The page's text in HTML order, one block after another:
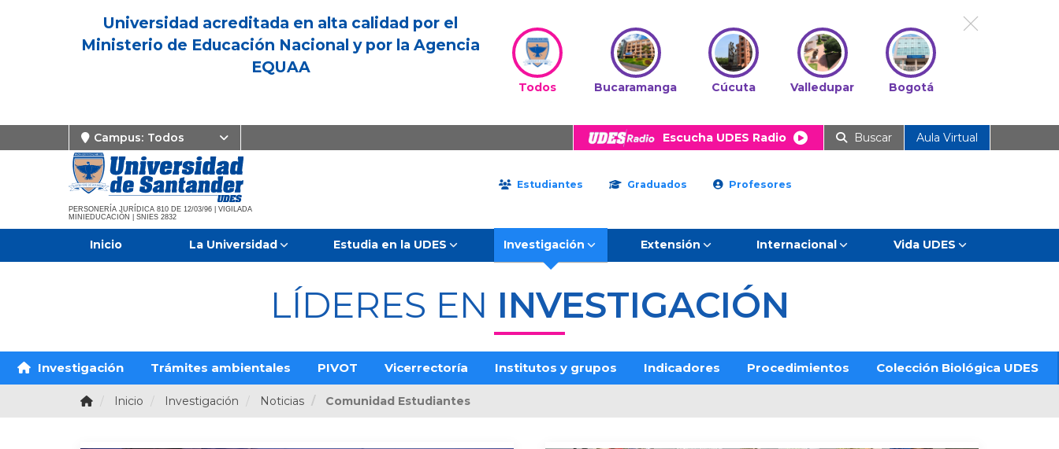
Universidad acreditada en alta calidad por el
Ministerio de Educación Nacional y por la Agencia
EQUAA
Todos Bucaramanga Cúcuta Valledupar Bogotá
Campus: Todos Escucha UDES Radio Buscar Aula Virtual
PERSONERÍA JURÍDICA 810 DE 12/03/96 | VIGILADA
MINIEDUCACIÓN | SNIES 2832
Estudiantes Graduados Profesores
Inicio La Universidad Estudia en la UDES Investigación Extensión Internacional Vida UDES
LÍDERES EN INVESTIGACIÓN
Investigación Trámites ambientales PIVOT Vicerrectoría Institutos y grupos Indicadores Procedimientos Colección Biológica UDES
Inicio Investigación Noticias Comunidad Estudiantes